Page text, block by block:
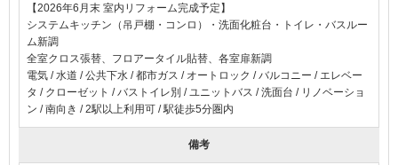
【2026年6月末 室内リフォーム完成予定】
システムキッチン（吊戸棚・コンロ）・洗面化粧台・トイレ・バスルー
ム新調
全室クロス張替、フロアータイル貼替、各室扉新調
電気
水道 公共下水 都市ガス オートロック バルコニー
エレベー
タ
クローゼット バストイレ別 ユニットバス 洗面台
リノベーショ
ン
南向き 2駅以上利用可 駅徒歩5分圏内
備考